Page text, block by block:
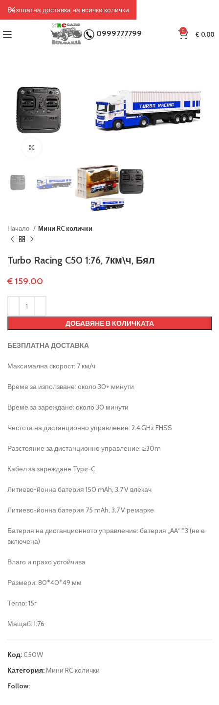
0999777799 0 €0.00
Начало Мини RC колички
Turbo Racing C50 1:76, 7км\ч, Бял
€ 159.00
ДОБАВЯНЕ В КОЛИЧКАТА
БЕЗПЛАТНА ДОСТАВКА
Максимална скорост: 7 км/ч
Време за използване: около 30+ минути
Време за зареждане: около 30 минути
Честота на дистанционно управление: 2.4 GHz FHSS
Разстояние за дистанционно управление: ≥30m
Кабел за зареждане Type-C
Литиево-йонна батерия 150 mAh, 3.7 V влекач
Литиево-йонна батерия 75 mAh, 3.7 V ремарке
Батерия на дистанционното управление: батерия „AA“ *3 (не е
включена)
Влаго и прахо устойчива
Размери: 80*40*49 мм
Тегло: 15г
Мащаб: 1:76
Код:C50W
Категория: Мини RC колички
Follow:
Безплатна доставка на всички колички